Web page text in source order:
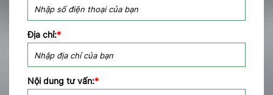
Địa chỉ:*
Nội dung tư vấn:*